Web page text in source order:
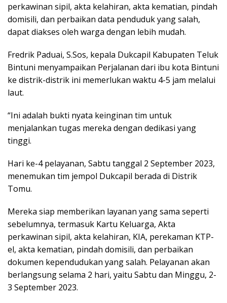
perkawinan sipil, akta kelahiran, akta kematian, pindah
domisili, dan perbaikan data penduduk yang salah,
dapat diakses oleh warga dengan lebih mudah.
Fredrik Paduai, S.Sos, kepala Dukcapil Kabupaten Teluk
Bintuni menyampaikan Perjalanan dari ibu kota Bintuni
ke distrik-distrik ini memerlukan waktu 4-5 jam melalui
laut.
“Ini adalah bukti nyata keinginan tim untuk
menjalankan tugas mereka dengan dedikasi yang
tinggi.
Hari ke-4 pelayanan, Sabtu tanggal 2 September 2023,
menemukan tim jempol Dukcapil berada di Distrik
Tomu.
Mereka siap memberikan layanan yang sama seperti
sebelumnya, termasuk Kartu Keluarga, Akta
perkawinan sipil, akta kelahiran, KIA, perekaman KTP-
el, akta kematian, pindah domisili, dan perbaikan
dokumen kependudukan yang salah. Pelayanan akan
berlangsung selama 2 hari, yaitu Sabtu dan Minggu, 2-
3 September 2023.